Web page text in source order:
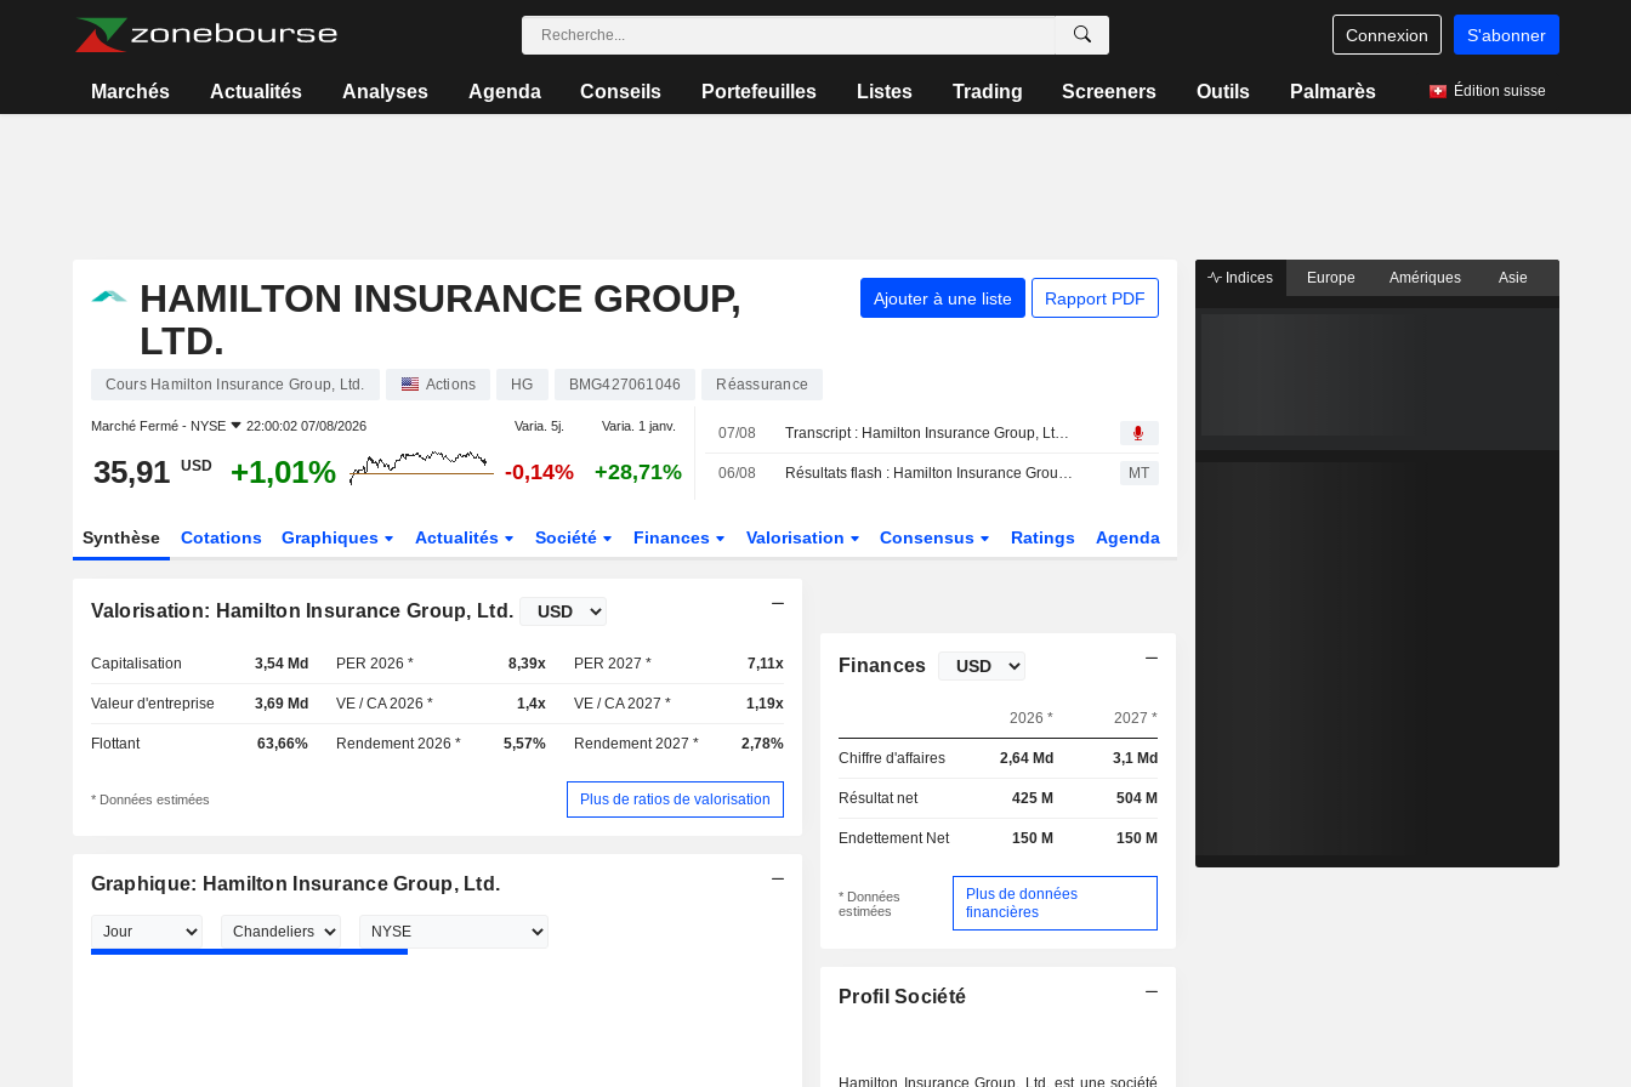
Connexion S'abonner
Marchés Actualités Analyses Agenda Conseils Portefeuilles Listes Trading Screeners Outils Palmarès Édition suisse
HAMILTON INSURANCE GROUP,
LTD.
Ajouter à une liste Rapport PDF
Cours Hamilton Insurance Group, Ltd. Actions HG BMG427061046 Réassurance
Marché Fermé - NYSE 22:00:02 07/08/2026 Varia. 5j. Varia. 1 janv.
35,91 USD +1,01% -0,14% +28,71%
07/08 Transcript : Hamilton Insurance Group, Ltd., Q2 2026 Earnings Call, Aug 07, 2026
06/08 Résultats flash : Hamilton Insurance Group, Ltd. publie un chiffre d'affaires de 586,0 millions de dollars au deuxième trimestre, contre une estimation FactSet de 599,3 millions de dollars MT
Synthèse Cotations Graphiques Actualités Société Finances Valorisation Consensus Ratings Agenda
Valorisation: Hamilton Insurance Group, Ltd.
Capitalisation 3,54 Md PER 2026 * 8,39x PER 2027 * 7,11x
Valeur d'entreprise 3,69 Md VE / CA 2026 * 1,4x VE / CA 2027 * 1,19x
Flottant 63,66% Rendement 2026 * 5,57% Rendement 2027 * 2,78%
* Données estimées Plus de ratios de valorisation
Graphique: Hamilton Insurance Group, Ltd.
Finances
2026 * 2027 *
Chiffre d'affaires 2,64 Md 3,1 Md
Résultat net 425 M 504 M
Endettement Net 150 M 150 M
* Données
estimées
Plus de données
financières
Profil Société
Hamilton Insurance Group, Ltd. est une société
Indices Europe Amériques Asie